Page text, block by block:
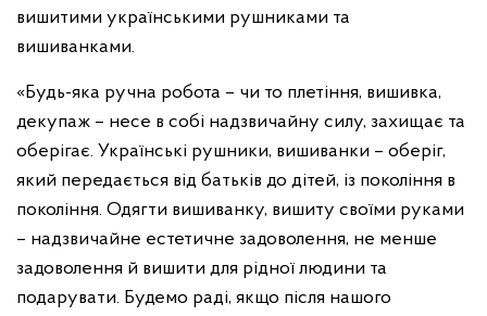
вишитими українськими рушниками та
вишиванками.
«Будь-яка ручна робота – чи то плетіння, вишивка,
декупаж – несе в собі надзвичайну силу, захищає та
оберігає. Українські рушники, вишиванки – оберіг,
який передається від батьків до дітей, із покоління в
покоління. Одягти вишиванку, вишиту своїми руками
– надзвичайне естетичне задоволення, не менше
задоволення й вишити для рідної людини та
подарувати. Будемо раді, якщо після нашого